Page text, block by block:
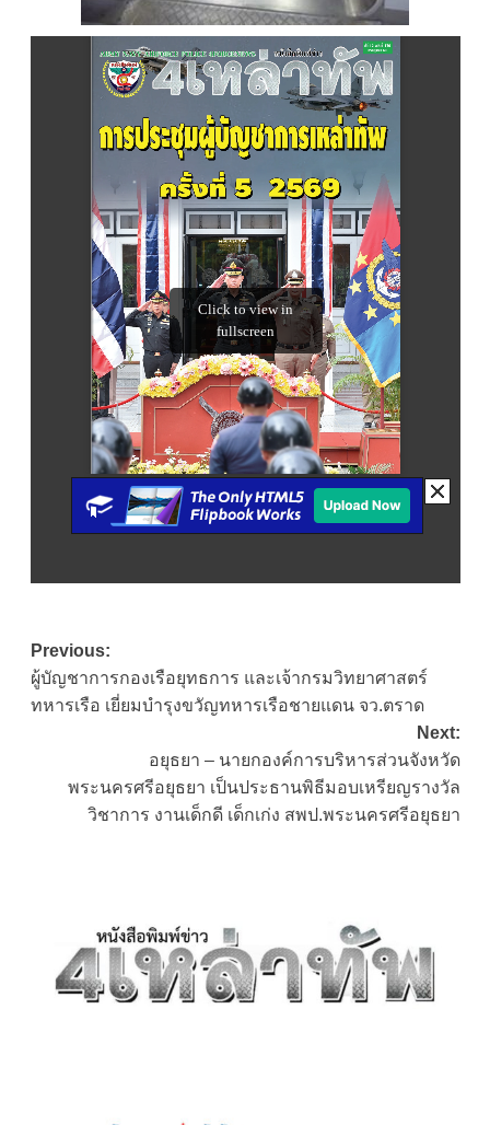
Post
navigation
Previous:
ผู้บัญชาการกองเรือยุทธการ และเจ้ากรมวิทยาศาสตร์
ทหารเรือ เยี่ยมบำรุงขวัญทหารเรือชายแดน จว.ตราด
Next:
อยุธยา – นายกองค์การบริหารส่วนจังหวัด
พระนครศรีอยุธยา เป็นประธานพิธีมอบเหรียญรางวัล
วิชาการ งานเด็กดี เด็กเก่ง สพป.พระนครศรีอยุธยา